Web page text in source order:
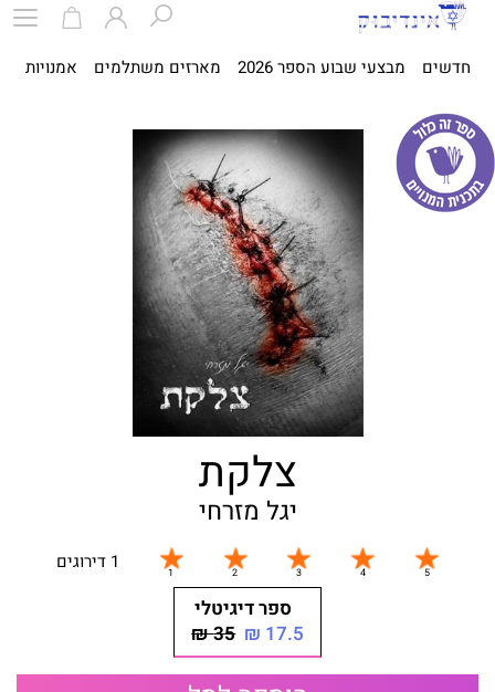
חדשים מבצעי שבוע הספר 2026 מארזים משתלמים אמנויות
צלקת
יגל מזרחי
1 דירוגים
ספר דיגיטלי
17.5 ₪
35 ₪